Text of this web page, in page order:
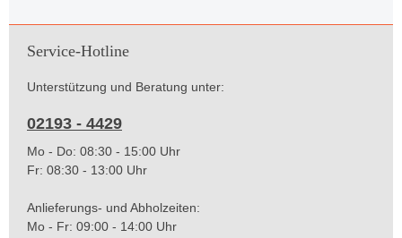
Service-Hotline
Unterstützung und Beratung unter:
02193 - 4429
Mo - Do: 08:30 - 15:00 Uhr
Fr: 08:30 - 13:00 Uhr
Anlieferungs- und Abholzeiten:
Mo - Fr: 09:00 - 14:00 Uhr